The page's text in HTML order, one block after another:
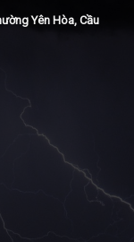
Yên Hòa, Cầu